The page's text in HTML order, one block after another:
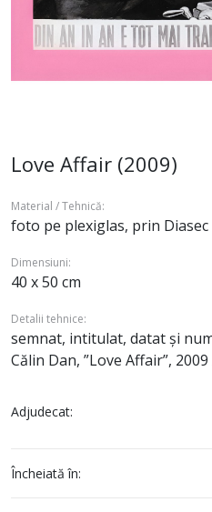
Love Affair (2009)
Material / Tehnică:
foto pe plexiglas, prin Diasec
Dimensiuni:
40 x 50 cm
Detalii tehnice:
semnat, intitulat, datat și
Călin Dan, ”Love Affair”,
Adjudecat:
Încheiată în: